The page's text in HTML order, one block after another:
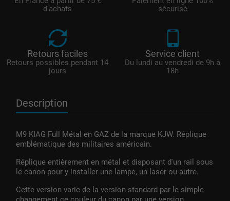
d'achats
sécurisé
Retours faciles
Retours possibles pendant 14
jours
Service client
Du lundi au vendredi de 9h à
18h
Description
M9 KIAG Full Métal en GAZ de la marque KJW. Réplique
emblématique des militaires américain.
Réplique entièrement en métal et disposant d'un rail sous
le canon pour y installer une lampe, un laser ou autre.
Cette version varie de la version standard par le simple